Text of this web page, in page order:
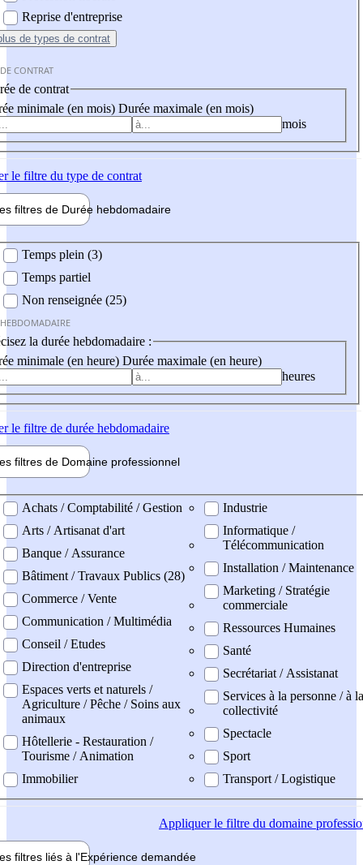
Reprise d'entreprise
de types de contrat
CONTRAT
de contrat
minimale (en mois) Durée maximale (en mois)
mois
le filtre du type de contrat
filtres de Durée hebdomadaire
Temps plein (3)
Temps partiel
Non renseignée (25)
la durée hebdomadaire :
minimale (en heure) Durée maximale (en heure)
heures
le filtre de durée hebdomadaire
filtres de Domaine professionnel
professionel
Achats / Comptabilité / Gestion
Arts / Artisanat d'art
Banque / Assurance
Bâtiment / Travaux Publics (28)
Commerce / Vente
Communication / Multimédia
Conseil / Etudes
Direction d'entreprise
Espaces verts et naturels /
Agriculture / Pêche / Soins aux
animaux
Hôtellerie - Restauration /
Tourisme / Animation
Immobilier
Industrie
Informatique /
Télécommunication
Installation / Maintenance
Marketing / Stratégie
commerciale
Ressources Humaines
Santé
Secrétariat / Assistanat
Services à la personne / à la
collectivité
Spectacle
Sport
Transport / Logistique
Appliquerle filtre du domaine
filtres liés à l'Expérience demandée